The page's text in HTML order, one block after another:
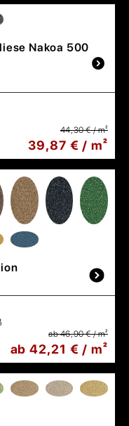
Nakoa 500
44,30 € / m²
39,87 € / m²
ab 46,90 € / m²
ab 42,21 € / m²